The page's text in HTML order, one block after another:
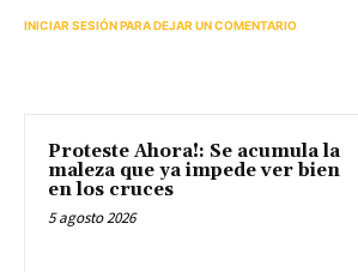
INICIAR SESIÓN PARA DEJAR UN COMENTARIO
Proteste Ahora!: Se acumula la
maleza que ya impede ver bien
en los cruces
5 agosto 2026